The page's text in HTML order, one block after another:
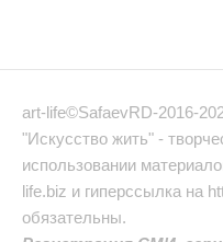
art-life©SafaevRD-2016-
"Искусство жить" -
использовании
life.biz и гиперссылка на
обязательны.